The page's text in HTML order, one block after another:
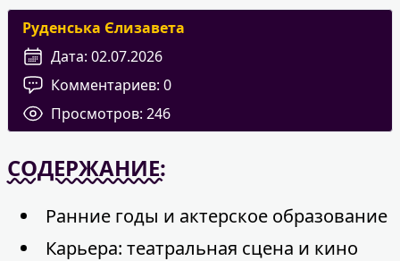
Руденська Єлизавета
Дата: 02.07.2026
Комментариев: 0
Просмотров: 246
СОДЕРЖАНИЕ:
Ранние годы и актерское образование
Карьера: театральная сцена и кино